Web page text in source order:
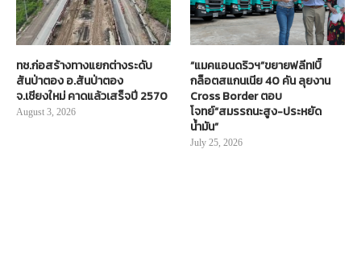
ทช.ก่อสร้างทางแยกต่างระดับ
สันป่าตอง อ.สันป่าตอง
จ.เชียงใหม่ คาดแล้วเสร็จปี 2570
August 3, 2026
“แมคแอนดริวฯ”ขยายฟลีท!บิ๊
กล็อตสแกนเนีย 40 คัน ลุยงาน
Cross Border ตอบ
โจทย์“สมรรถนะสูง-ประหยัด
น้ำมัน”
July 25, 2026